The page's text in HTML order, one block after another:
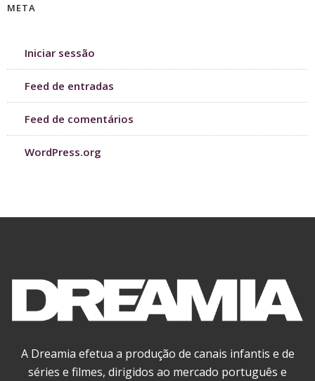
META
Iniciar sessão
Feed de entradas
Feed de comentários
WordPress.org
A Dreamia efetua a produção de canais infantis e de
séries e filmes, dirigidos ao mercado português e